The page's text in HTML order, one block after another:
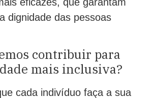
eficazes, que garantam
dignidade das pessoas
contribuir para
mais inclusiva?